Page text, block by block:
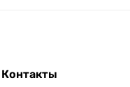
Контакты